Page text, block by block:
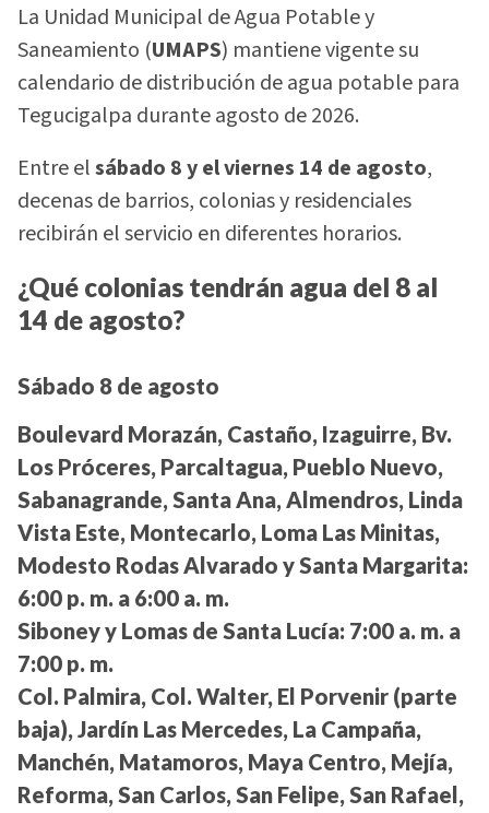
La Unidad Municipal de Agua Potable y
Saneamiento (UMAPS) mantiene vigente su
calendario de distribución de agua potable para
Tegucigalpa durante agosto de 2026.
Entre elsábado 8 y el viernes 14 de agosto,
decenas de barrios, colonias y residenciales
recibirán el servicio en diferentes horarios.
¿Qué colonias tendrán agua del 8 al
14 de agosto?
Sábado 8 de agosto
Boulevard Morazán, Castaño, Izaguirre, Bv.
Los Próceres, Parcaltagua, Pueblo Nuevo,
Sabanagrande, Santa Ana, Almendros, Linda
Vista Este, Montecarlo, Loma Las Minitas,
Modesto Rodas Alvarado y Santa Margarita:
6:00 p. m. a 6:00 a. m.
Siboney y Lomas de Santa Lucía: 7:00 a. m. a
7:00 p. m.
Col. Palmira, Col. Walter, El Porvenir (parte
baja), Jardín Las Mercedes, La Campaña,
Manchén, Matamoros, Maya Centro, Mejía,
Reforma, San Carlos, San Felipe, San Rafael,